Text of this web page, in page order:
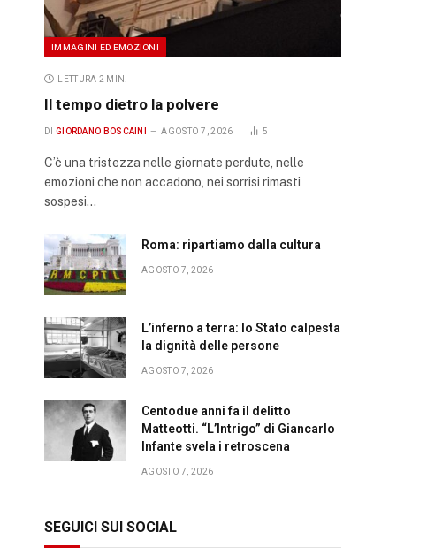
IMMAGINI ED EMOZIONI
LETTURA 2 MIN.
Il tempo dietro la polvere
DI GIORDANO BOSCAINI AGOSTO 7, 2026 5
C’è una tristezza nelle giornate perdute, nelle
emozioni che non accadono, nei sorrisi rimasti
sospesi…
Roma: ripartiamo dalla cultura
AGOSTO 7, 2026
L’inferno a terra: lo Stato calpesta
la dignità delle persone
AGOSTO 7, 2026
Centodue anni fa il delitto
Matteotti. “L’Intrigo” di Giancarlo
Infante svela i retroscena
AGOSTO 7, 2026
SEGUICI SUI SOCIAL